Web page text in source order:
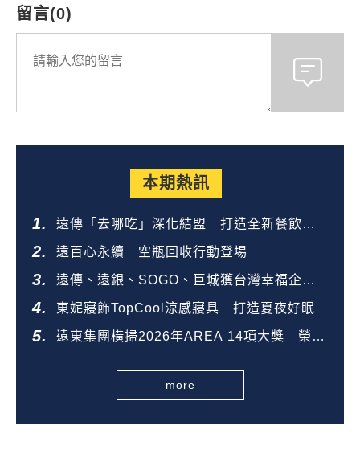
留言(0)
本期熱訊
遠傳「去哪吃」深化結盟 打造全新餐飲生
態圈
遠百心永續 空瓶回收行動登場
遠傳、遠銀、SOGO、巨城獲台灣幸福企業
金獎
東妮寢飾TopCool涼感寢具 打造夏夜好眠
遠東集團橫掃2026年AREA 14項大獎 榮登
more